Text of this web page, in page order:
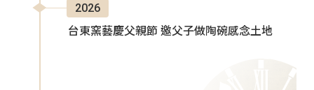
2026
台東窯藝慶父親節 邀父子做陶碗感念土地